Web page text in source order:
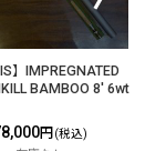
】IMPREGNATED
BAMBOO 8' 6wt
円 (税込)